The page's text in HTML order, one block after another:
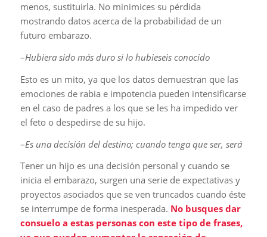
menos, sustituirla. No minimices su pérdida
mostrando datos acerca de la probabilidad de un
futuro embarazo.
–Hubiera sido más duro si lo hubieseis conocido
Esto es un mito, ya que los datos demuestran que las
emociones de rabia e impotencia pueden intensificarse
en el caso de padres a los que se les ha impedido ver
el feto o despedirse de su hijo.
–Es una decisión del destino; cuando tenga que ser, será
Tener un hijo es una decisión personal y cuando se
inicia el embarazo, surgen una serie de expectativas y
proyectos asociados que se ven truncados cuando éste
se interrumpe de forma inesperada. No busques dar
consuelo a estas personas con este tipo de frases,